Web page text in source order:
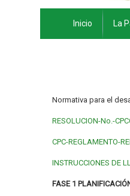
Inicio La
Normativa para el
RESOLUCION-No.-
CPC-REGLAMENTO-
INSTRUCCIONES DE
FASE 1